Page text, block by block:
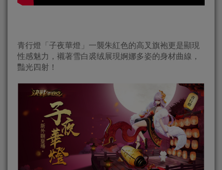
青行燈「子夜華燈」一襲朱紅色的高叉旗袍更是顯現
性感魅力，襯著雪白裘绒展現婀娜多姿的身材曲線，
豔光四射！